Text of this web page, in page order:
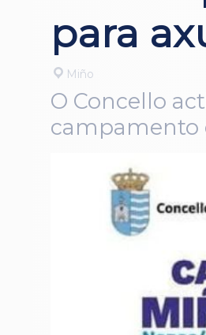
para
Miño
O Concello
campamento